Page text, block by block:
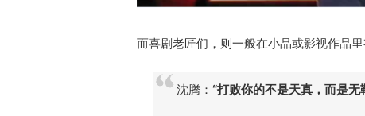
而喜剧老匠们，则一般在小品或影视作品
沈腾： “打败你的不是天真，而是无